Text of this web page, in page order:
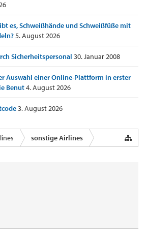
es, Schweißhände und Schweißfüße mit
5. August 2026
Sicherheitspersonal 30. Januar 2008
Auswahl einer Online-Plattform in erster
Benut4. August 2026
3. August 2026
sonstige Airlines